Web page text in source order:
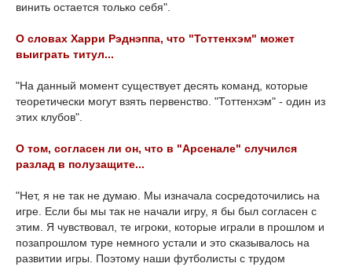
винить остается только себя".
О словах Харри Рэднэппа, что "Тоттенхэм" может
выиграть титул...
"На данный момент существует десять команд, которые
теоретически могут взять первенство. "Тоттенхэм" - один из
этих клубов".
О том, согласен ли он, что в "Арсенале" случился
разлад в полузащите...
"Нет, я не так не думаю. Мы изначала сосредоточились на
игре. Если бы мы так не начали игру, я бы был согласен с
этим. Я чувствовал, те игроки, которые играли в прошлом и
позапрошлом туре немного устали и это сказывалось на
развитии игры. Поэтому наши футболисты с трудом